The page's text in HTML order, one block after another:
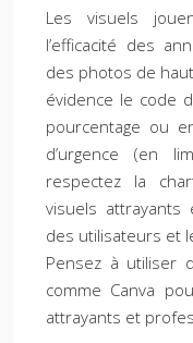
Les visuels
l’efficacité des
des photos de
évidence le code
pourcentage ou
d’urgence (en
respectez la
visuels attrayants
des utilisateurs et
Pensez à utiliser
comme Canva
attrayants et